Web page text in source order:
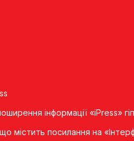
інформації «iPress»
мiстить посилання на